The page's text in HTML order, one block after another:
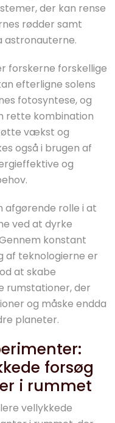
der kan rense
rødder samt
astronauterne.
forskerne forskellige
efterligne solens
fotosyntese, og
rette kombination
vækst og
også i brugen af
og
afgørende rolle i at
ved at dyrke
konstant
af teknologierne er
at skabe
rumstationer, der
og måske endda
planeter.
forsøg
i rummet
vellykkede